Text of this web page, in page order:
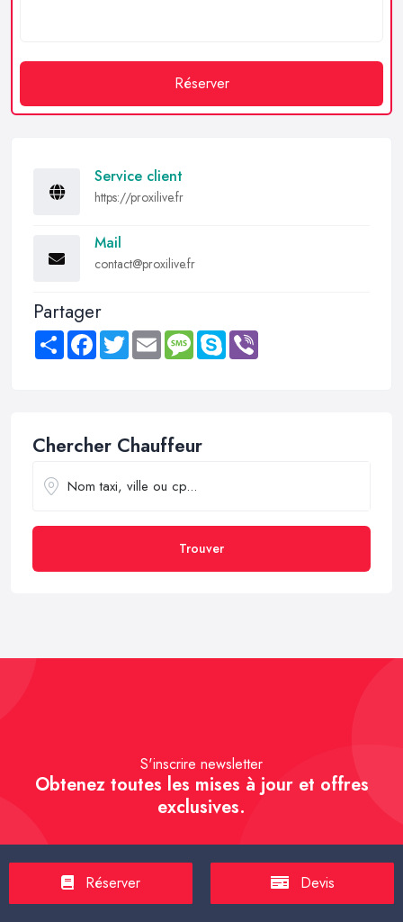
Réserver
Service client
https://proxilive.fr
Mail
contact@proxilive.fr
Partager
Share FacebookTwitter Email MessageSkype
Chercher Chauffeur
Trouver
S'inscrire newsletter
Obtenez toutes les mises à jour et offres
exclusives.
S'inscrire
Réserver Devis